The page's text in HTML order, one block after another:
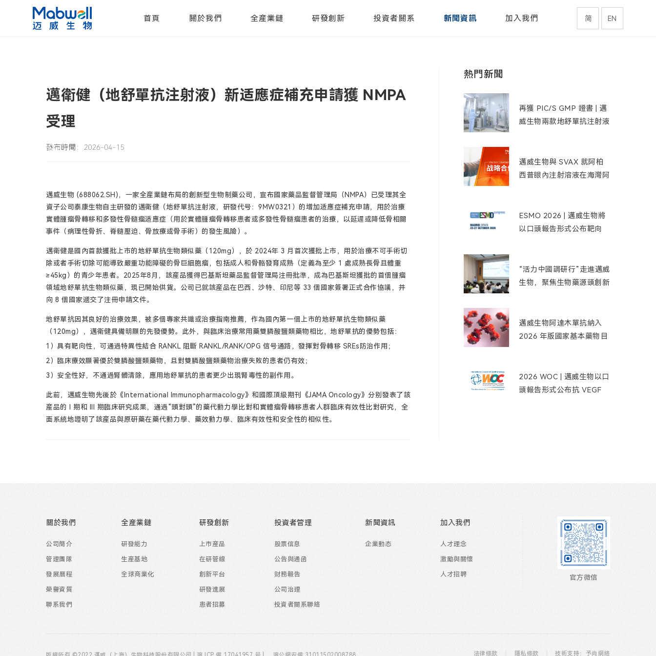
首頁 關於我們 全産業鏈 研發創新 投資者關系 新聞資訊 加入我們 简 EN
邁衛健（地舒單抗注射液）新适應症補充申請獲 NMPA
受理
發布時間：2026-04-15
邁威生物 (688062.SH)，一家全産業鏈布局的創新型生物制藥公司，宣布國家藥品監督管理局（NMPA）已受理其全
資子公司泰康生物自主研發的邁衛健（地舒單抗注射液，研發代号：9MW0321）的增加适應症補充申請，用於治療
實體腫瘤骨轉移和多發性骨髓瘤适應症（用於實體腫瘤骨轉移患者或多發性骨髓瘤患者的治療，以延遲或降低骨相關
事件（病理性骨折、脊髓壓迫、骨放療或骨手術）的發生風險）。
邁衛健是國內首款獲批上市的地舒單抗生物類似藥（120mg），於 2024年 3 月首次獲批上市，用於治療不可手術切
除或者手術切除可能導致嚴重功能障礙的骨巨細胞瘤，包括成人和骨骼發育成熟（定義為至少 1 處成熟長骨且體重
≥45kg）的青少年患者。2025年8月，該産品獲得巴基斯坦藥品監督管理局注冊批準，成為巴基斯坦獲批的首個腫瘤
領域地舒單抗生物類似藥，現已開始供貨。公司已就該産品在巴西、沙特、印尼等 33 個國家簽署正式合作協議，并
向 8 個國家遞交了注冊申請文件。
地舒單抗因其良好的治療效果，被多個專家共識或治療指南推薦，作為國內第一個上市的地舒單抗生物類似藥
（120mg），邁衛健具備明顯的先發優勢。此外，與臨床治療常用藥雙膦酸鹽類藥物相比，地舒單抗的優勢包括：
1）具有靶向性，可通過特異性結合 RANKL 阻斷 RANKL/RANK/OPG 信号通路，發揮對骨轉移 SREs防治作用；
2）臨床療效顯著優於雙膦酸鹽類藥物，且對雙膦酸鹽類藥物治療失敗的患者仍有效；
3）安全性好，不通過腎髒清除，應用地舒單抗的患者更少出現腎毒性的副作用。
此前，邁威生物先後於《International Immunopharmacology》和國際頂級期刊《JAMA Oncology》分别發表了該
産品的 I 期和 III 期臨床研究成果，通過“頭對頭”的藥代動力學比對和實體瘤骨轉移患者人群臨床有效性比對研究，全
面系統地證明了該産品與原研藥在藥代動力學、藥效動力學、臨床有效性和安全性的相似性。
熱門新聞
再獲 PIC/S GMP 證書 | 邁
威生物兩款地舒單抗注射液
邁威生物與 SVAX 就阿柏
西普眼內注射溶液在海灣阿
ESMO 2026 | 邁威生物將
以口頭報告形式公布靶向
腺癌患者的最新臨床數據
“活力中國調研行”走進邁威
生物，聚焦生物藥源頭創新
邁威生物阿達木單抗納入
2026 年版國家基本藥物目
2026 WOC | 邁威生物以口
頭報告形式公布抗 VEGF
關於我們
公司簡介
管理團隊
發展曆程
榮譽資質
聯系我們
全産業鏈
研發能力
生産基地
全球商業化
研發創新
上市産品
在研管線
創新平台
研發進展
患者招募
投資者管理
股票信息
公告與通函
财務報告
公司治理
投資者關系聯絡
新聞資訊
企業動态
加入我們
人才理念
激勵與關懷
人才招聘 官方微信
法律條款 隱私條款 技術支持：予尚網絡